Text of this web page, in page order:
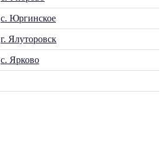
с. Юргинское
г. Ялуторовск
с. Ярково